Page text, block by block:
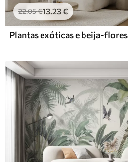
22.05€13.23€
Plantas exóticas e beija-flores